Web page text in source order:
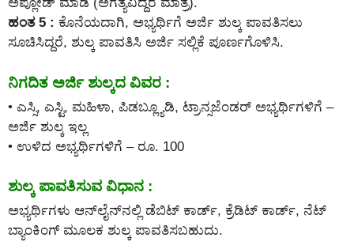
ಅಪ್ಲೋಡ್ ಮಾಡಿ (ಅಗತ್ಯವಿದ್ದರೆ ಮಾತ್ರ).
ಹಂತ 5 : ಕೊನೆಯದಾಗಿ, ಅಭ್ಯರ್ಥಿಗೆ ಅರ್ಜಿ ಶುಲ್ಕ ಪಾವತಿಸಲು
ಸೂಚಿಸಿದ್ದರೆ, ಶುಲ್ಕ ಪಾವತಿಸಿ ಅರ್ಜಿ ಸಲ್ಲಿಕೆ ಪೂರ್ಣಗೊಳಿಸಿ.
ನಿಗದಿತ ಅರ್ಜಿ ಶುಲ್ಕದ ವಿವರ :
• ಎಸ್ಸಿ, ಎಸ್ಟಿ, ಮಹಿಳಾ, ಪಿಡಬ್ಲ್ಯೂಡಿ, ಟ್ರಾನ್ಸಜೆಂಡರ್ ಅಭ್ಯರ್ಥಿಗಳಿಗೆ –
ಅರ್ಜಿ ಶುಲ್ಕ ಇಲ್ಲ
• ಉಳಿದ ಅಭ್ಯರ್ಥಿಗಳಿಗೆ – ರೂ. 100
ಶುಲ್ಕ ಪಾವತಿಸುವ ವಿಧಾನ :
ಅಭ್ಯರ್ಥಿಗಳು ಆನ್‌ಲೈನ್‌ನಲ್ಲಿ ಡೆಬಿಟ್ ಕಾರ್ಡ್, ಕ್ರೆಡಿಟ್ ಕಾರ್ಡ್, ನೆಟ್
ಬ್ಯಾಂಕಿಂಗ್ ಮೂಲಕ ಶುಲ್ಕ ಪಾವತಿಸಬಹುದು.